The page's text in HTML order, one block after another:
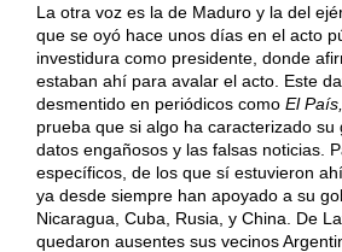
La otra voz es la de Maduro y la del
que se oyó hace unos días en el acto
investidura como presidente, donde
estaban ahí para avalar el acto. Este
desmentido en periódicos como El País,
prueba que si algo ha caracterizado su
datos engañosos y las falsas noticias.
específicos, de los que sí estuvieron
ya desde siempre han apoyado a su
Nicaragua, Cuba, Rusia, y China. De
quedaron ausentes sus vecinos